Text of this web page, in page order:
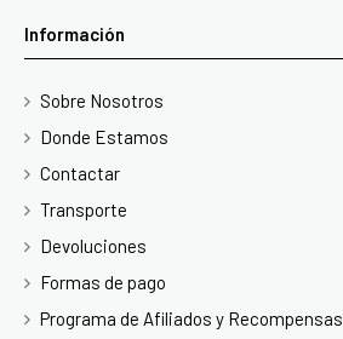
Información
Sobre Nosotros
Donde Estamos
Contactar
Transporte
Devoluciones
Formas de pago
Programa de Afiliados y Recompensas